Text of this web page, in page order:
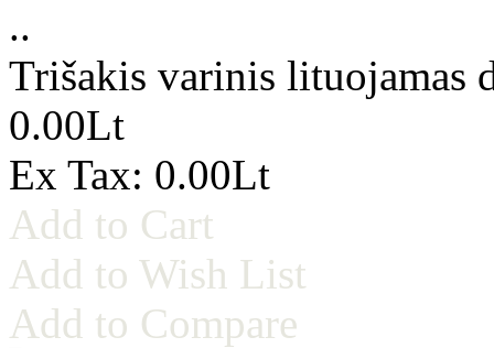
..
Trišakis varinis lituojamas
0.00Lt
Ex Tax: 0.00Lt
Add to Cart
Add to Wish List
Add to Compare